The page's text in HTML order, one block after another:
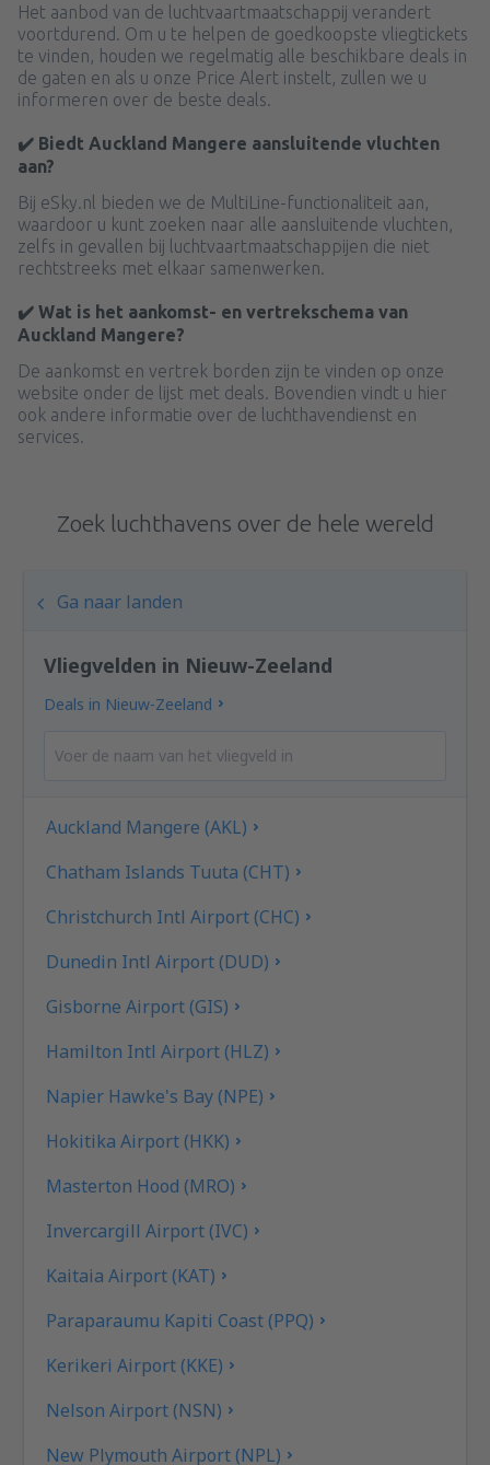
Het aanbod van de luchtvaartmaatschappij verandert
voortdurend. Om u te helpen de goedkoopste vliegtickets
te vinden, houden we regelmatig alle beschikbare deals in
de gaten en als u onze Price Alert instelt, zullen we u
informeren over de beste deals.
✔️ Biedt Auckland Mangere aansluitende vluchten
aan?
Bij eSky.nl bieden we de MultiLine-functionaliteit aan,
waardoor u kunt zoeken naar alle aansluitende vluchten,
zelfs in gevallen bij luchtvaartmaatschappijen die niet
rechtstreeks met elkaar samenwerken.
✔️ Wat is het aankomst- en vertrekschema van
Auckland Mangere?
De aankomst en vertrek borden zijn te vinden op onze
website onder de lijst met deals. Bovendien vindt u hier
ook andere informatie over de luchthavendienst en
services.
Zoek luchthavens over de hele wereld
Ga naar landen
Vliegvelden in Nieuw-Zeeland
Deals in Nieuw-Zeeland
Auckland Mangere (AKL)
Chatham Islands Tuuta (CHT)
Christchurch Intl Airport (CHC)
Dunedin Intl Airport (DUD)
Gisborne Airport (GIS)
Hamilton Intl Airport (HLZ)
Napier Hawke's Bay (NPE)
Hokitika Airport (HKK)
Masterton Hood (MRO)
Invercargill Airport (IVC)
Kaitaia Airport (KAT)
Paraparaumu Kapiti Coast (PPQ)
Kerikeri Airport (KKE)
Nelson Airport (NSN)
New Plymouth Airport (NPL)